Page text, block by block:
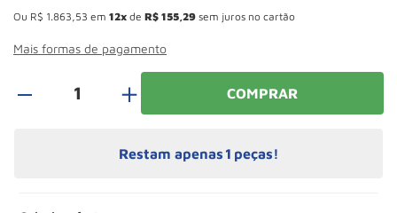
Ou R$ 1.863 53 em 12 de R$ 155 29 sem juros no cartão
Mais formas de pagamento
＋ COMPRAR
Restam apenas 1 peças!
10º Roda